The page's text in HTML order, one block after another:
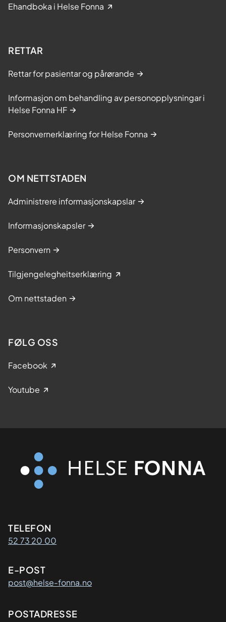
Ehandboka i Helse Fonna
RETTAR
Rettar for pasientar og pårørande
Informasjon om behandling av personopplysningar i
Helse Fonna HF
Personvernerklæring for Helse Fonna
OM NETTSTADEN
Administrere informasjonskapslar
Informasjonskapsler
Personvern
Tilgjengelegheitserklæring
Om nettstaden
FØLG OSS
Facebook
Youtube
Kontaktinformasjon
TELEFON
52 73 20 00
E-POST
post@helse-fonna.no
Adresse
POSTADRESSE